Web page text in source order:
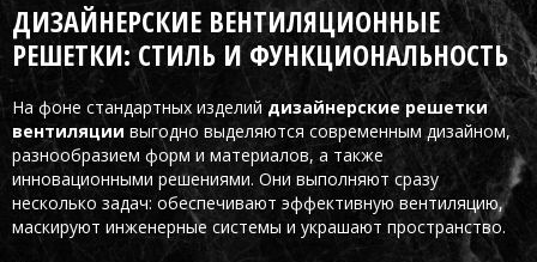
ДИЗАЙНЕРСКИЕ ВЕНТИЛЯЦИОННЫЕ
РЕШЕТКИ: СТИЛЬ И ФУНКЦИОНАЛЬНОСТЬ
На фоне стандартных изделий дизайнерские решетки
вентиляции выгодно выделяются современным дизайном,
разнообразием форм и материалов, а также
инновационными решениями. Они выполняют сразу
несколько задач: обеспечивают эффективную вентиляцию,
маскируют инженерные системы и украшают пространство.